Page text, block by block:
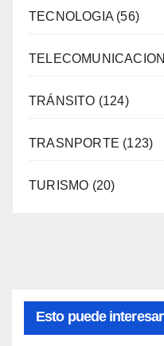
TECNOLOGIA (56)
TRÁNSITO (124)
TRASNPORTE (123)
TURISMO (20)
Esto puede